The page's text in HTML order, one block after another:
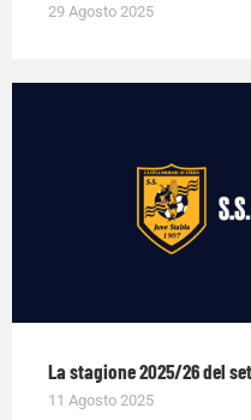
29 Agosto 2025
La stagione 2025/26 del
11 Agosto 2025